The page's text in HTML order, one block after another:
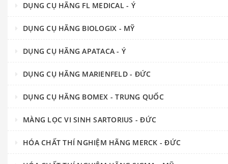
DỤNG CỤ HÃNG FL MEDICAL - Ý
DỤNG CỤ HÃNG BIOLOGIX - MỸ
DỤNG CỤ HÃNG APATACA - Ý
DỤNG CỤ HÃNG MARIENFELD - ĐỨC
DỤNG CỤ HÃNG BOMEX - TRUNG QUỐC
MÀNG LỌC VI SINH SARTORIUS - ĐỨC
HÓA CHẤT THÍ NGHIỆM HÃNG MERCK - ĐỨC